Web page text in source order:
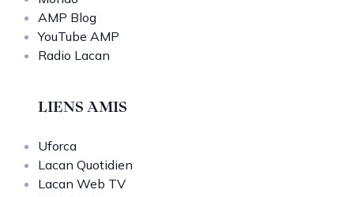
AMP Blog
YouTube AMP
Radio Lacan
LIENS AMIS
Uforca
Lacan Quotidien
Lacan Web TV